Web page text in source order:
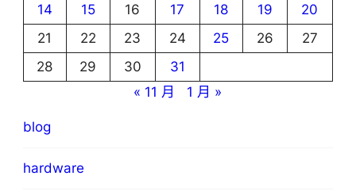
14
15 16 17 18 19
20
21
22 23 24 25 26
27
28
29 30
31
« 11 月
1 月 »
blog
hardware